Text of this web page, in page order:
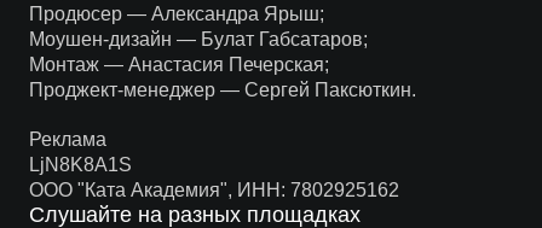
Продюсер — Александра Ярыш;
Моушен-дизайн — Булат Габсатаров;
Монтаж — Анастасия Печерская;
Проджект-менеджер — Сергей Паксюткин.
Реклама
LjN8K8A1S
ООО "Ката Академия", ИНН: 7802925162
Слушайте на разных площадках